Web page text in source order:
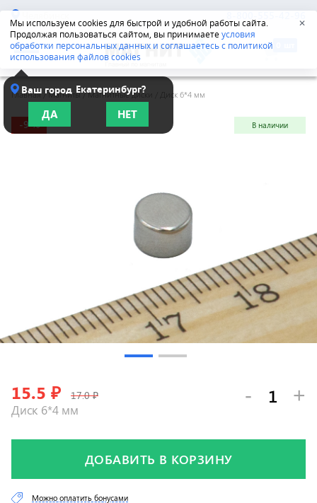
Мы используем cookies для быстрой и удобной работы сайта.
Продолжая пользоваться сайтом, вы принимаетеусловия
обработки персональных данных и соглашаетесь с политикой
использования файлов cookies
✕
Челябинск 8-800-555-42-96
Ваш город Екатеринбург?
ДА НЕТ
Главная /Магниты/Магнитные диски Диск 6*4 мм
-9 % В наличии
Диск 6*4 мм
15.5 ₽ 17.0 ₽ - +
ДОБАВИТЬ В КОРЗИНУ
Можно оплатить бонусами